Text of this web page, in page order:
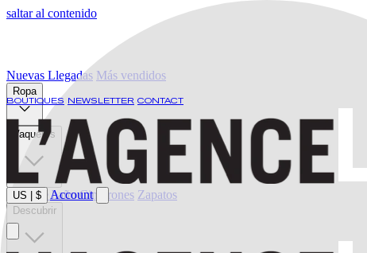
saltar al contenido
BOUTIQUES NEWSLETTER CONTACT
US $ Account
Nuevas Llegadas Más vendidos
Ropa
Vaqueros
Ropa de baño Cinturones Zapatos
Descubrir